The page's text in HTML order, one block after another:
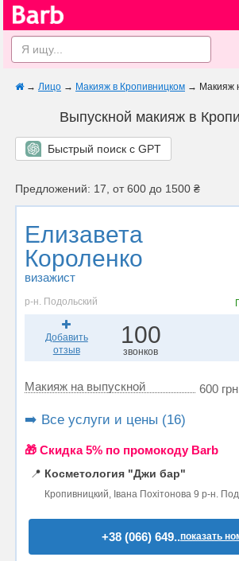
→ Лицо → Макияж в Кропивницком → Макияж
Выпускной макияж в
Быстрый поиск с GPT
Предложений: 17, от 600 до 1500 ₴
Елизавета
Короленко
визажист
р-н. Подольский
Добавить
отзыв
100
звонков
Макияж на выпускной 600
➡️ Все услуги и цены (16)
🎁 Cкидка 5% по промокоду Barb
📍 Косметология "Джи бар"
Кропивницкий, Івана Похітонова 9 р-н.
+38 (066) 649..показать